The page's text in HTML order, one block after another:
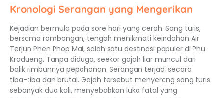
Kronologi Serangan yang Mengerikan
Kejadian bermula pada sore hari yang cerah. Sang turis,
bersama rombongan, tengah menikmati keindahan Air
Terjun Phen Phop Mai, salah satu destinasi populer di Phu
Kradueng. Tanpa diduga, seekor gajah liar muncul dari
balik rimbunnya pepohonan. Serangan terjadi secara
tiba-tiba dan brutal. Gajah tersebut menyerang sang turis
sebanyak dua kali, menyebabkan luka fatal yang